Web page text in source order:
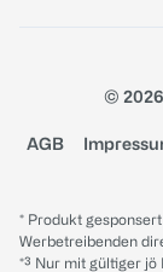
©
AGB
* Produkt
Werbetreibenden
*³ Nur mit gültiger jö